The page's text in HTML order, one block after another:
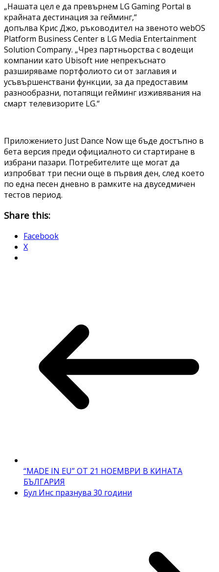
„Нашата цел е да превърнем LG Gaming Portal в
крайната дестинация за гейминг,“
допълва Крис Джо, ръководител на звеното webOS
Platform Business Center в LG Media Entertainment
Solution Company. „Чрез партньорства с водещи
компании като Ubisoft ние непрекъснато
разширяваме портфолиото си от заглавия и
усъвършенствани функции, за да предоставим
разнообразни, потапящи гейминг изживявания на
смарт телевизорите LG.“
Приложението Just Dance Now ще бъде достъпно в
бета версия преди официалното си стартиране в
избрани пазари. Потребителите ще могат да
изпробват три песни още в първия ден, след което
по една песен дневно в рамките на двуседмичен
тестов период.
Share this:
Facebook
X
“MADE IN EU” ОТ 21 НОЕМВРИ В КИНАТА
БЪЛГАРИЯ
Бул Инс празнува 30 години